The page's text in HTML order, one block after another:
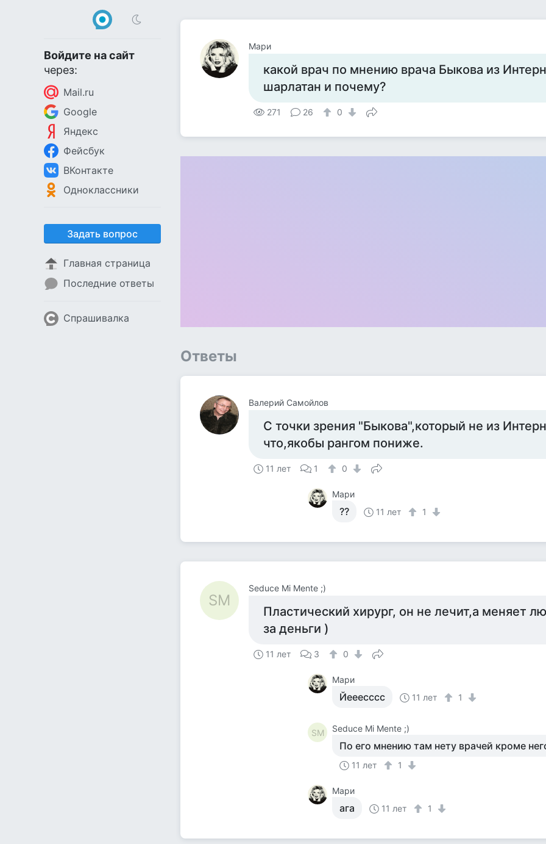
Войдите на сайт
через:
Mail.ru
Google
Яндекс
Фейсбук
ВКонтакте
Одноклассники
Задать вопрос
Главная страница
Последние ответы
Спрашивалка
Мари
какой врач по мнению врача Быкова из
шарлатан и почему?
271 26 0
Ответы
Валерий Самойлов
С точки зрения "Быкова",который не из
что,якобы рангом пониже.
11 лет 1 0
Мари
?? 11 лет 1
SM
Seduce Mi Mente ;)
Пластический хирург, он не лечит,а меняет
за деньги )
11 лет 3 0
Мари
Йееесссс 11 лет 1
SM Seduce Mi Mente ;)
По его мнению там нету врачей кроме
11 лет 1
Мари
ага 11 лет 1